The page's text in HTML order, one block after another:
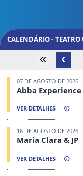
CALENDÁRIO -
07 DE AGOSTO DE 2026
Abba Experience
VER DETALHES
16 DE AGOSTO DE 2026
Maria Clara & JP
VER DETALHES